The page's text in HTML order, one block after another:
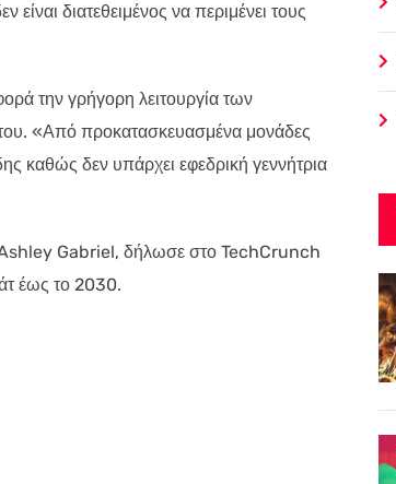
διατεθειμένος να περιμένει τους
την γρήγορη λειτουργία των
«Από προκατασκευασμένα μονάδες
καθώς δεν υπάρχει εφεδρική γεννήτρια
Gabriel, δήλωσε στο TechCrunch
έως το 2030.